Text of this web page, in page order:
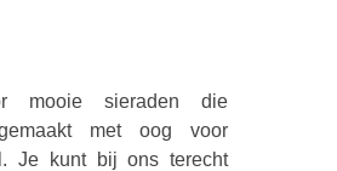
mooie sieraden die
met oog voor
Je kunt bij ons terecht